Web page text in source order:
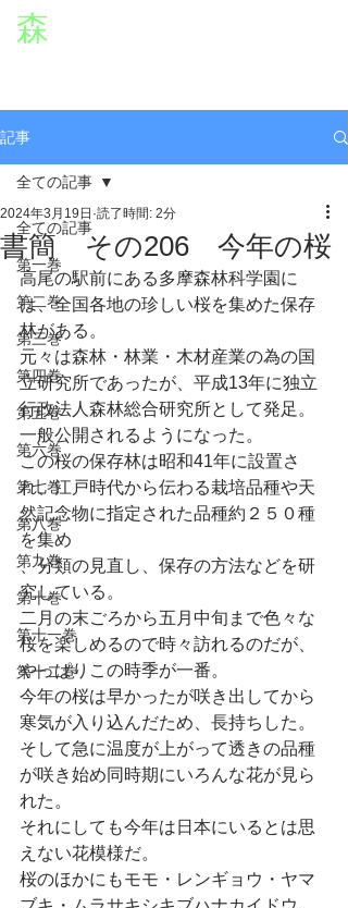
森
記事
全ての記事
第一巻
第二巻
第三巻
第四巻
第五巻
第六巻
第七巻
第八巻
第九巻
第十巻
第十一巻
第十二巻
全ての記事
書簡 その206 今年の桜
2024年3月19日 読了時間: 2分
高尾の駅前にある多摩森林科学園に
は、全国各地の珍しい桜を集めた保存
林がある。
元々は森林・林業・木材産業の為の国
立研究所であったが、平成13年に独立
行政法人森林総合研究所として発足。
一般公開されるようになった。
この桜の保存林は昭和41年に設置さ
れ、江戸時代から伝わる栽培品種や天
然記念物に指定された品種約２５０種
を集め
、分類の見直し、保存の方法などを研
究している。
二月の末ごろから五月中旬まで色々な
桜を楽しめるので時々訪れるのだが、
やっぱりこの時季が一番。
今年の桜は早かったが咲き出してから
寒気が入り込んだため、長持ちした。
そして急に温度が上がって透きの品種
が咲き始め同時期にいろんな花が見ら
れた。
それにしても今年は日本にいるとは思
えない花模様だ。
桜のほかにもモモ・レンギョウ・ヤマ